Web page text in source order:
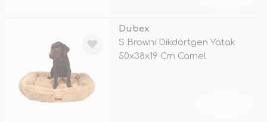
Dubex
S Browni Dikdörtgen Yatak
50x38x19 Cm Camel